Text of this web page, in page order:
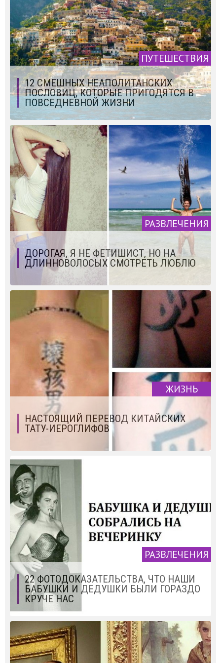
ПУТЕШЕСТВИЯ
12 СМЕШНЫХ НЕАПОЛИТАНСКИХ
ПОСЛОВИЦ, КОТОРЫЕ ПРИГОДЯТСЯ В
ПОВСЕДНЕВНОЙ ЖИЗНИ
РАЗВЛЕЧЕНИЯ
ДОРОГАЯ, Я НЕ ФЕТИШИСТ, НО НА
ДЛИННОВОЛОСЫХ СМОТРЕТЬ ЛЮБЛЮ
ЖИЗНЬ
НАСТОЯЩИЙ ПЕРЕВОД КИТАЙСКИХ
ТАТУ-ИЕРОГЛИФОВ
РАЗВЛЕЧЕНИЯ
22 ФОТОДОКАЗАТЕЛЬСТВА, ЧТО НАШИ
БАБУШКИ И ДЕДУШКИ БЫЛИ ГОРАЗДО
КРУЧЕ НАС